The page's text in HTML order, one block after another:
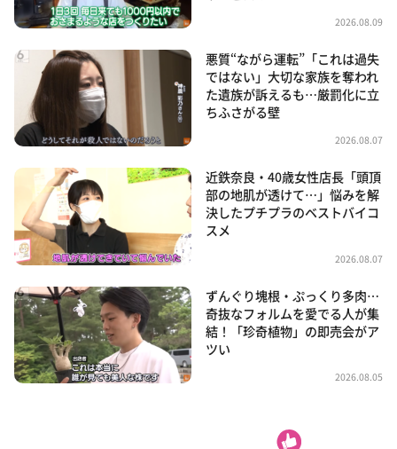
2026.08.09
悪質“ながら運転”「これは過失
ではない」大切な家族を奪われ
た遺族が訴えるも…厳罰化に立
ちふさがる壁
2026.08.07
近鉄奈良・40歳女性店長「頭頂
部の地肌が透けて…」悩みを解
決したプチプラのベストバイコ
スメ
2026.08.07
ずんぐり塊根・ぷっくり多肉…
奇抜なフォルムを愛でる人が集
結！「珍奇植物」の即売会がア
ツい
2026.08.05